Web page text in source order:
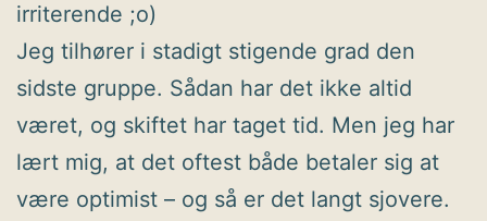
irriterende ;o)
Jeg tilhører i stadigt stigende grad den
sidste gruppe. Sådan har det ikke altid
været, og skiftet har taget tid. Men jeg har
lært mig, at det oftest både betaler sig at
være optimist – og så er det langt sjovere.